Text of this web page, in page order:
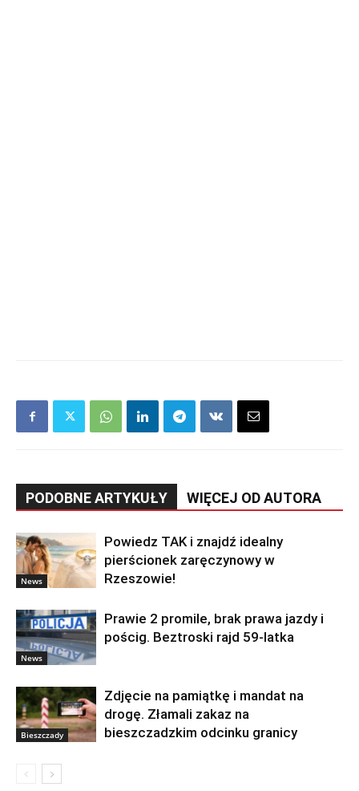
PODOBNE ARTYKUŁY WIĘCEJ OD AUTORA
News
Powiedz TAK i znajdź idealny
pierścionek zaręczynowy w
Rzeszowie!
News
Prawie 2 promile, brak prawa jazdy i
pościg. Beztroski rajd 59-latka
Bieszczady
Zdjęcie na pamiątkę i mandat na
drogę. Złamali zakaz na
bieszczadzkim odcinku granicy